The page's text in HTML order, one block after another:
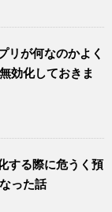
リが何なのかよく
効化しておきま
する際に危うく預
った話